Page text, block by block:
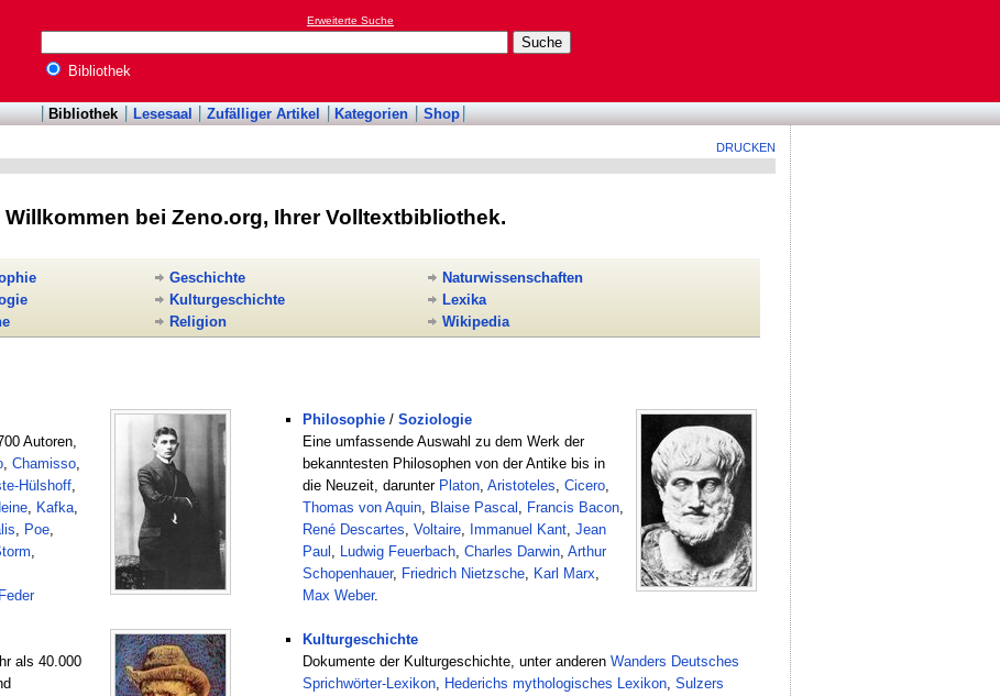
Erweiterte Suche
Bibliothek
Bibliothek Lesesaal Zufälliger Artikel Kategorien Shop
DRUCKEN
Willkommen bei Zeno.org, Ihrer Volltextbibliothek.
Geschichte
Kulturgeschichte
Religion
Naturwissenschaften
Lexika
Wikipedia
Autoren,
, Chamisso,
Hülshoff,
, Kafka,
, Poe,
,
als 40.000
Philosophie/ Soziologie
Eine umfassende Auswahl zu dem Werk der
bekanntesten Philosophen von der Antike bis in
die Neuzeit, darunter Platon, Aristoteles, Cicero,
Thomas von Aquin, Blaise Pascal , Francis Bacon,
René Descartes, Voltaire, Immanuel Kant, Jean
Paul , Ludwig Feuerbach, Charles Darwin, Arthur
Schopenhauer, Friedrich Nietzsche, Karl Marx,
Max Weber.
Kulturgeschichte
Dokumente der Kulturgeschichte, unter anderen Wanders Deutsches
Sprichwörter-Lexikon, Hederichs mythologisches Lexikon, Sulzers